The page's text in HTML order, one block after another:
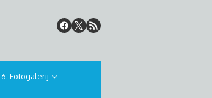
6. Fotogalerij